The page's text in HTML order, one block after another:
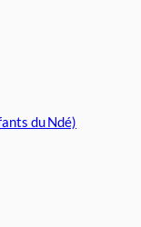
du Ndé)